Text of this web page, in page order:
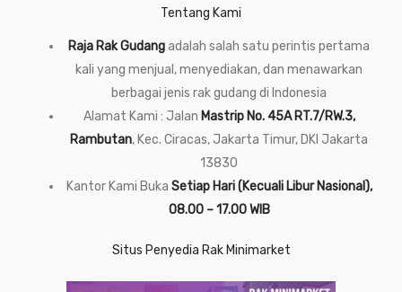
Tentang Kami
Raja Rak Gudangadalah salah satu perintis pertama
kali yang menjual, menyediakan, dan menawarkan
berbagai jenis rak gudang di Indonesia
Alamat Kami : Jalan Mastrip No. 45A RT.7/RW.3,
Rambutan, Kec. Ciracas, Jakarta Timur, DKI Jakarta
13830
Kantor Kami Buka Setiap Hari (Kecuali Libur Nasional),
08.00 – 17.00 WIB
Situs Penyedia Rak Minimarket